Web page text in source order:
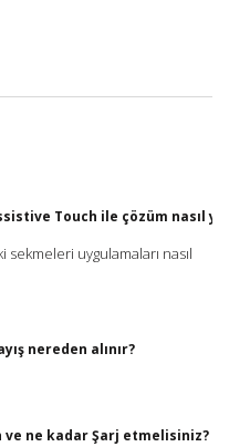
Touch ile çözüm nasıl
uygulamaları nasıl
nereden alınır?
ve ne kadar Şarj etmelisiniz?